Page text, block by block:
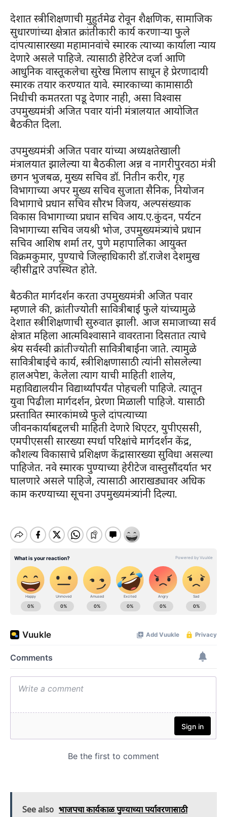
देशात स्त्रीशिक्षणाची मुहुर्तमेढ रोवून शैक्षणिक, सामाजिक
सुधारणांच्या क्षेत्रात क्रांतीकारी कार्य करणाऱ्या फुले
दांपत्यासारख्या महामानवांचे स्मारक त्याच्या कार्याला न्याय
देणारे असले पाहिजे. त्यासाठी हेरिटेज दर्जा आणि
आधुनिक वास्तूकलेचा सुरेख मिलाप साधून हे प्रेरणादायी
स्मारक तयार करण्यात यावे. स्मारकाच्या कामासाठी
निधीची कमतरता पडू देणार नाही, असा विश्वास
उपमुख्यमंत्री अजित पवार यांनी मंत्रालयात आयोजित
बैठकीत दिला.
उपमुख्यमंत्री अजित पवार यांच्या अध्यक्षतेखाली
मंत्रालयात झालेल्या या बैठकीला अन्न व नागरीपुरवठा मंत्री
छगन भुजबळ, मुख्य सचिव डॉ. नितीन करीर, गृह
विभागाच्या अपर मुख्य सचिव सुजाता सैनिक, नियोजन
विभागाचे प्रधान सचिव सौरभ विजय, अल्पसंख्याक
विकास विभागाच्या प्रधान सचिव आय.ए.कुंदन, पर्यटन
विभागाच्या सचिव जयश्री भोज, उपमुख्यमंत्र्यांचे प्रधान
सचिव आशिष शर्मा तर, पुणे महापालिका आयुक्त
विक्रमकुमार, पुण्याचे जिल्हाधिकारी डॉ.राजेश देशमुख
व्हीसीद्वारे उपस्थित होते.
बैठकीत मार्गदर्शन करता उपमुख्यमंत्री अजित पवार
म्हणाले की, क्रांतीज्योती सावित्रीबाई फुले यांच्यामुळे
देशात स्त्रीशिक्षणाची सुरुवात झाली. आज समाजाच्या सर्व
क्षेत्रात महिला आत्मविश्वासाने वावरताना दिसतात त्याचे
श्रेय सर्वस्वी क्रांतीज्योती सावित्रीबाईंना जाते. त्यामुळे
सावित्रीबाईंचे कार्य, स्त्रीशिक्षणासाठी त्यांनी सोसलेल्या
हालअपेष्टा, केलेला त्याग याची माहिती शालेय,
महाविद्यालयीन विद्यार्थ्यांपर्यंत पोहचली पाहिजे. त्यातून
युवा पिढीला मार्गदर्शन, प्रेरणा मिळाली पाहिजे. यासाठी
प्रस्तावित स्मारकांमध्ये फुले दांपत्याच्या
जीवनकार्याबद्दलची माहिती देणारे थिएटर, युपीएससी,
एमपीएससी सारख्या स्पर्धा परिक्षांचे मार्गदर्शन केंद्र,
कौशल्य विकासाचे प्रशिक्षण केंद्रासारख्या सुविधा असल्या
पाहिजेत. नवे स्मारक पुण्याच्या हेरीटेज वास्तुसौंदर्यात भर
घालणारे असले पाहिजे, त्यासाठी आराखड्यावर अधिक
काम करण्याच्या सूचना उपमुख्यमंत्र्यांनी दिल्या.
See also भाजपचा कार्यकाळ पुण्याच्या पर्यावरणासाठी